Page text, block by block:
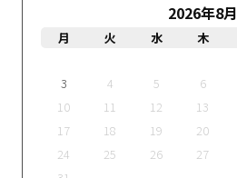
2026年8月
月 火 水 木
3
4 5 6
10
11 12 13
17
18 19 20
24
25 26 27